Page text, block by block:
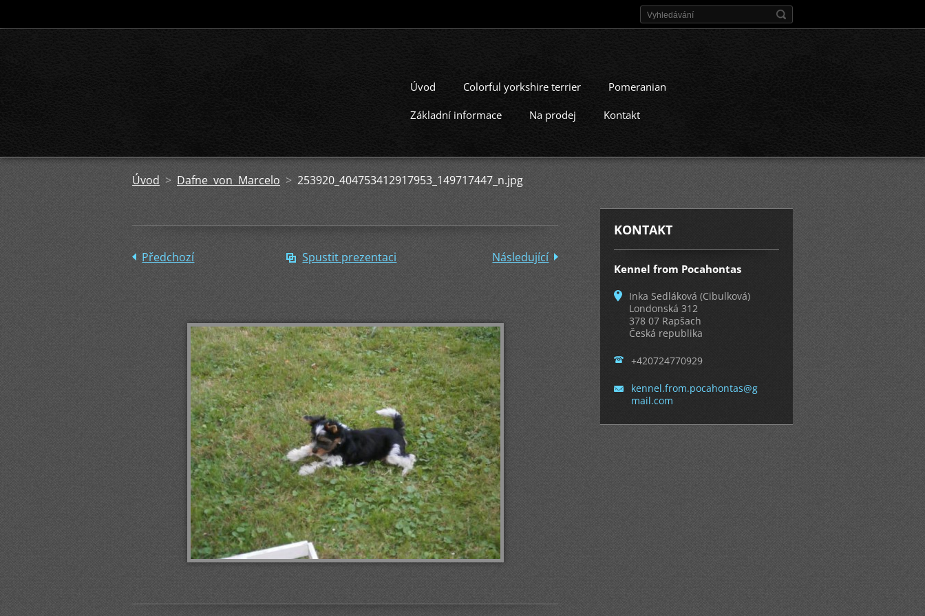
Úvod Colorful yorkshire terrier Pomeranian
Základní informace Na prodej Kontakt
Úvod > Dafne von Marcelo > 253920_404753412917953_149717447_n.jpg
Předchozí Spustit prezentaci Následující
KONTAKT
Kennel from Pocahontas
Inka Sedláková (Cibulková)
Londonská 312
378 07 Rapšach
Česká republika
+420724770929
kennel.from.pocahontas@g
mail.com